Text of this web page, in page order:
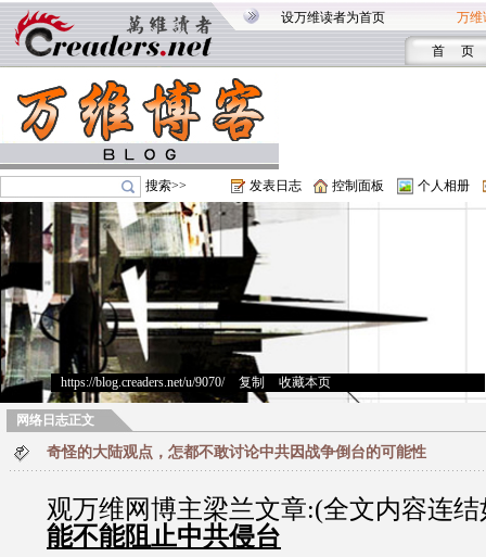
设万维读者为首页 万维
首 页
搜索>> 发表日志 控制面板 个人相册
https://blog.creaders.net/u/9070/> 复制 收藏本页
网络日志正文
奇怪的大陆观点，怎都不敢讨论中共因战争倒台的可能性
观万维网博主梁兰文章:(全文内容连结
能不能阻止中共侵台